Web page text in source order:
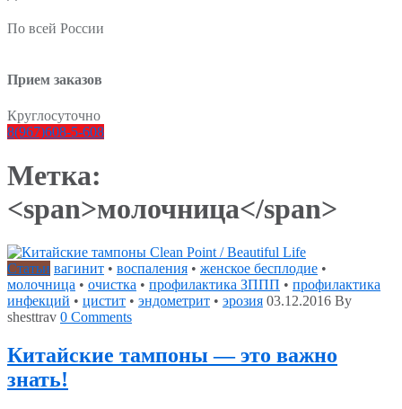
По всей России
Прием заказов
Круглосуточно
8(967)608-5-608
Метка:
<span>молочница</span>
Статьи вагинит • воспаления • женское бесплодие •
молочница • очистка • профилактика ЗППП • профилактика
инфекций • цистит • эндометрит • эрозия 03.12.2016 By
shesttrav 0 Comments
Китайские тампоны — это важно
знать!